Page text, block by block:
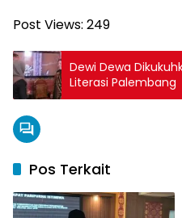
Post Views: 249
Dewi Dewa
Literasi Palembang
Pos Terkait